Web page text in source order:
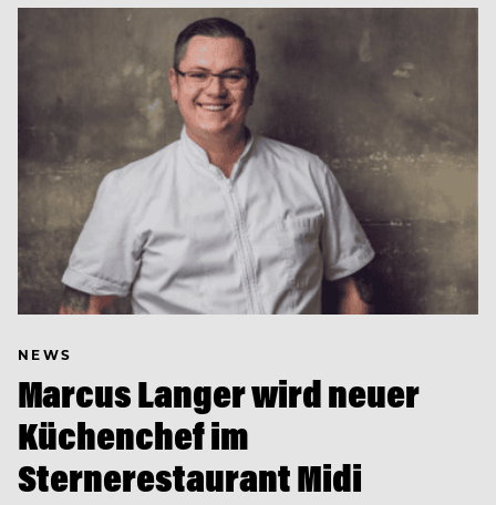
NEWS
Marcus Langer wird neuer
Küchenchef im
Sternerestaurant Midi